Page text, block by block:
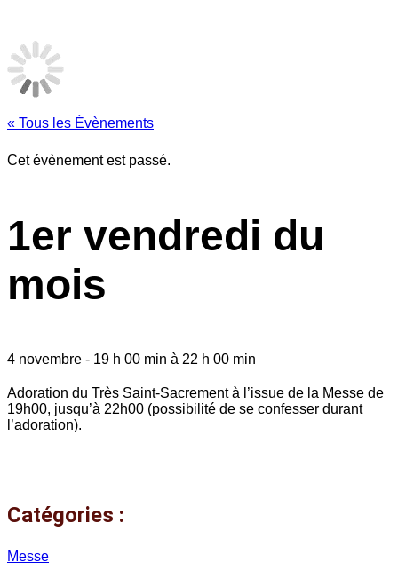
« Tous les Évènements
Cet évènement est passé.
1er vendredi du
mois
4 novembre - 19 h 00 min à 22 h 00 min
Adoration du Très Saint-Sacrement à l’issue de la Messe de
19h00, jusqu’à 22h00 (possibilité de se confesser durant
l’adoration).
Catégories :
Messe